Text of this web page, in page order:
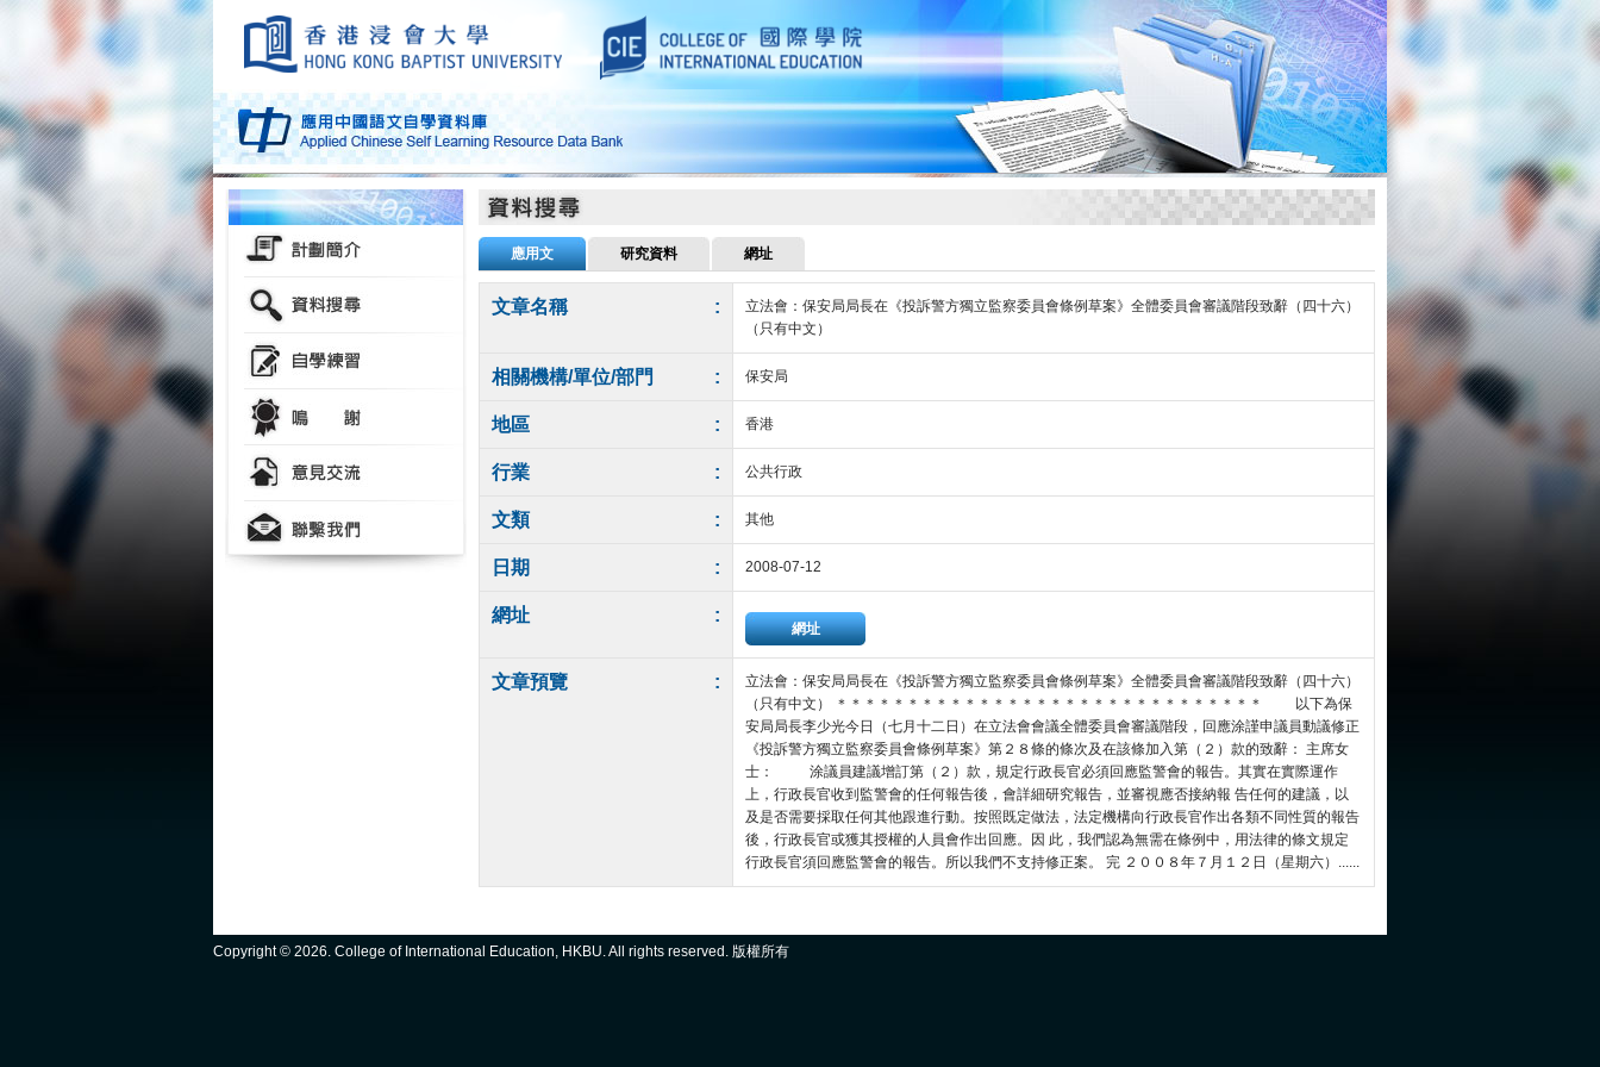
應用文 研究資料 網址
文章名稱 :
立法會：保安局局長在《投訴警方獨立監察委員會條例草案》全體委員會審議階段致辭（四十六）
（只有中文）
相關機構/單位/部門 : 保安局
地區 : 香港
行業 : 公共行政
文類 : 其他
日期 : 2008-07-12
網址 :
網址
文章預覽 :
立法會：保安局局長在《投訴警方獨立監察委員會條例草案》全體委員會審議階段致辭（四十六）
（只有中文） ＊＊＊＊＊＊＊＊＊＊＊＊＊＊＊＊＊＊＊＊＊＊＊＊＊＊＊＊＊＊ 以下為保
安局局長李少光今日（七月十二日）在立法會會議全體委員會審議階段，回應涂謹申議員動議修正
《投訴警方獨立監察委員會條例草案》第２８條的條次及在該條加入第（２）款的致辭： 主席女
士： 涂議員建議增訂第（２）款，規定行政長官必須回應監警會的報告。其實在實際運作
上，行政長官收到監警會的任何報告後，會詳細研究報告，並審視應否接納報 告任何的建議，以
及是否需要採取任何其他跟進行動。按照既定做法，法定機構向行政長官作出各類不同性質的報告
後，行政長官或獲其授權的人員會作出回應。因 此，我們認為無需在條例中，用法律的條文規定
行政長官須回應監警會的報告。所以我們不支持修正案。 完 ２００８年７月１２日（星期六）......
Copyright © 2026. College of International Education, HKBU. All rights reserved. 版權所有